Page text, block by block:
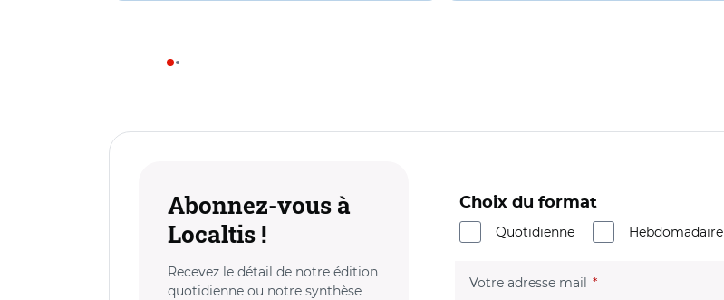
Abonnez-vous à
Localtis !
Recevez le détail de notre édition
quotidienne ou notre synthèse
Choix du format
Quotidienne
Hebdomadaire
Votre adresse mail (champ obligatoire)